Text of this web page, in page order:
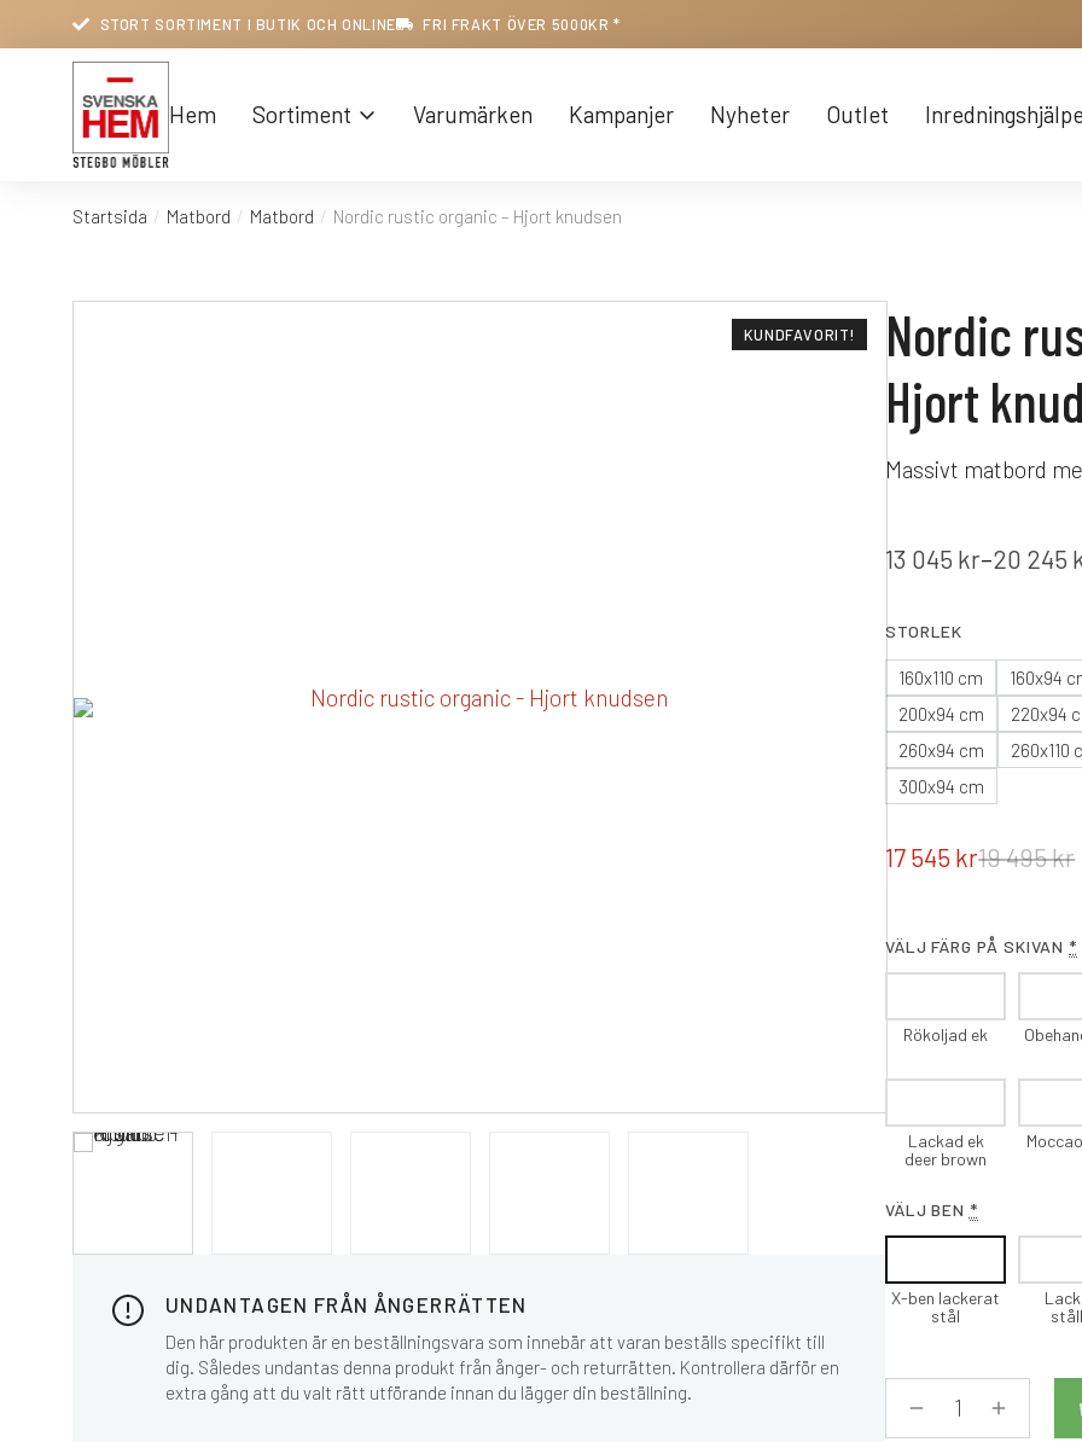
STORT SORTIMENT I BUTIK OCH ONLINE FRI FRAKT ÖVER 5000KR *
Hem Sortiment Varumärken Kampanjer Nyheter Outlet
Du är här:
Startsida Matbord Matbord Nordic rustic organic – Hjort knudsen
KUNDFAVORIT!
UNDANTAGEN FRÅN ÅNGERRÄTTEN
Den här produkten är en beställningsvara som innebär att varan beställs specifikt till
dig. Således undantas denna produkt från ånger- och returrätten. Kontrollera därför en
extra gång att du valt rätt utförande innan du lägger din beställning.
Nordic
Hjort
Massivt matbord
13 045 kr–20 245
STORLEK
160x110 cm
160x94
200x94 cm
220x94
260x94 cm
260x110
300x94 cm
19 495kr
17 545 kr
VÄLJ FÄRG PÅ SKIVAN *
Rökoljad ek
Lackad ek
deer brown
VÄLJ BEN *
X-ben lackerat
stål